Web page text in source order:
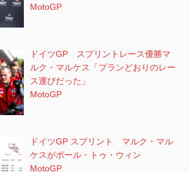
MotoGP
ドイツGP スプリントレース優勝マ
ルク・マルケス「プランどおりのレー
ス運びだった」
MotoGP
ドイツGP スプリント マルク・マル
ケスがポール・トゥ・ウィン
MotoGP